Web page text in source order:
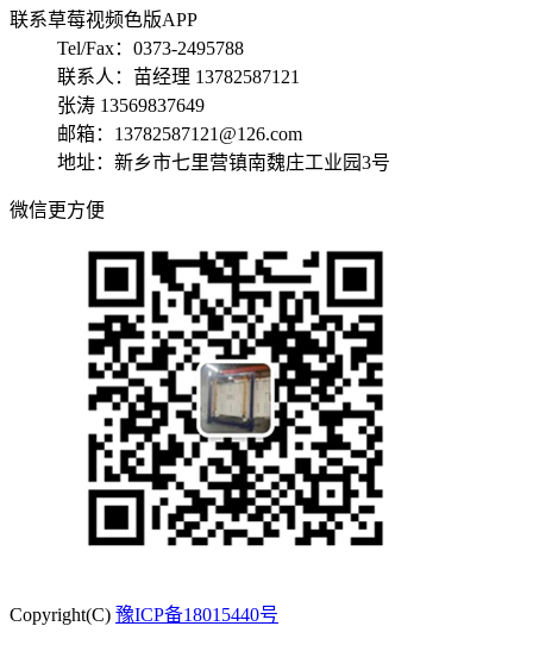
联系草莓视频色版APP
Tel/Fax：0373-2495788
联系人：苗经理 13782587121
张涛 13569837649
邮箱：13782587121@126.com
地址：新乡市七里营镇南魏庄工业园3号
微信更方便
Copyright(C) 豫ICP备18015440号